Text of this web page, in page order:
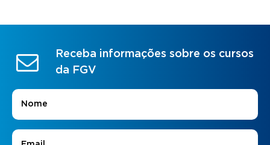
Receba informações sobre os cursos
da FGV
Nome
E-mail